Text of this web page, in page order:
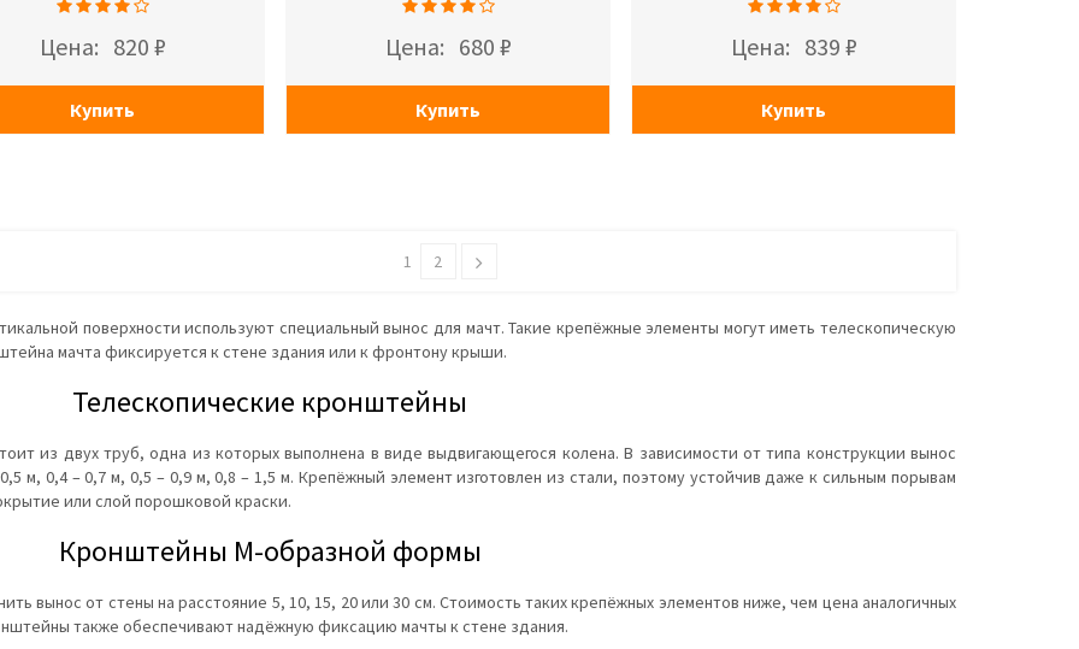
Цена: 820 ₽
Купить
Цена: 680 ₽
Купить
Цена: 839 ₽
Купить
1 2
поверхности используют специальный вынос для мачт. Такие крепёжные элементы могут иметь телескопическую
мачта фиксируется к стене здания или к фронтону крыши.
Телескопические кронштейны
из двух труб, одна из которых выполнена в виде выдвигающегося колена. В зависимости от типа конструкции вынос
м, 0,4 – 0,7 м, 0,5 – 0,9 м, 0,8 – 1,5 м. Крепёжный элемент изготовлен из стали, поэтому устойчив даже к сильным порывам
или слой порошковой краски.
Кронштейны М-образной формы
вынос от стены на расстояние 5, 10, 15, 20 или 30 см. Стоимость таких крепёжных элементов ниже, чем цена аналогичных
также обеспечивают надёжную фиксацию мачты к стене здания.